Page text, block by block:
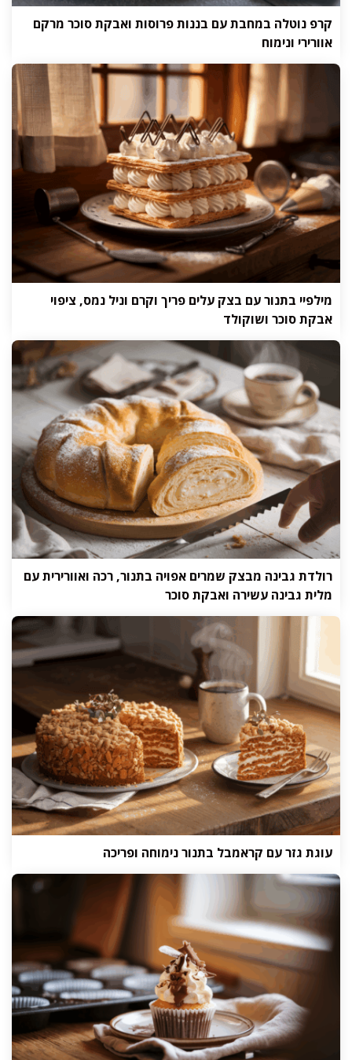
קרפ נוטלה במחבת עם בננות פרוסות ואבקת סוכר מרקם
אוורירי ונימוח
מילפיי בתנור עם בצק עלים פריך וקרם וניל נמס, ציפוי
אבקת סוכר ושוקולד
רולדת גבינה מבצק שמרים אפויה בתנור, רכה ואוורירית עם
מלית גבינה עשירה ואבקת סוכר
עוגת גזר עם קראמבל בתנור נימוחה ופריכה